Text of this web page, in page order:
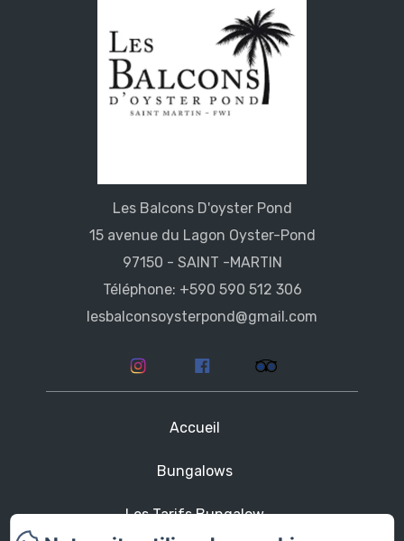
Les Balcons D'oyster Pond
15 avenue du Lagon Oyster-Pond
97150 - SAINT -MARTIN
Téléphone: +590 590 512 306
lesbalconsoysterpond@gmail.com
Accueil
Bungalows
Les Tarifs Bungalow